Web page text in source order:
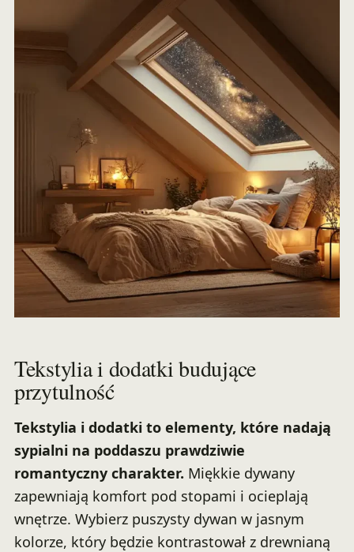
Tekstylia i dodatki budujące
przytulność
Tekstylia i dodatki to elementy, które nadają
sypialni na poddaszu prawdziwie
romantyczny charakter. Miękkie dywany
zapewniają komfort pod stopami i ocieplają
wnętrze. Wybierz puszysty dywan w jasnym
kolorze, który będzie kontrastował z drewnianą